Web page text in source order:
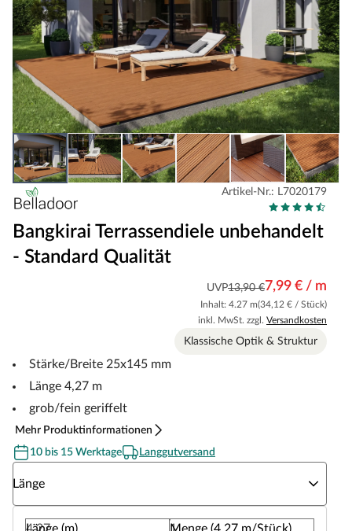
Artikel-Nr.: L7020179
Bangkirai Terrassendiele unbehandelt
- Standard Qualität
UVP13,90 €7,99 € / m
Inhalt: 4.27 m(34,12 € / Stück)
inkl. MwSt. zzgl. Versandkosten
Klassische Optik & Struktur
Stärke/Breite 25x145 mm
Länge 4,27 m
grob/fein geriffelt
Mehr Produktinformationen
10 bis 15 Werktage
Langgutversand
Länge
Länge (m)
Menge (4,27 m/Stück)